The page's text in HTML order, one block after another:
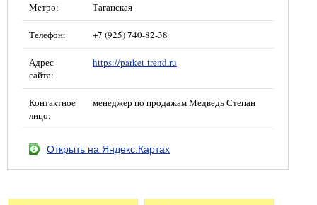
Метро: Таганская
Телефон: +7 (925) 740-82-38
Адрес
сайта:
https://parket-trend.ru
Контактное
лицо:
менеджер по продажам Медведь Степан
Открыть на Яндекс.Картах